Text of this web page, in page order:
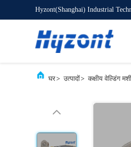
Hyzont(Shanghai) Industrial
घर> उत्पादों> कक्षीय वेल्डिंग